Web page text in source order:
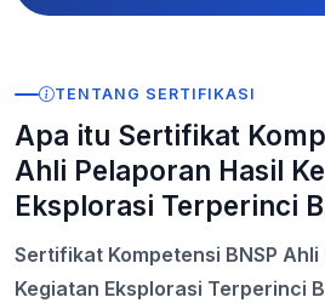
TENTANG SERTIFIKASI
Apa itu Sertifikat
Ahli Pelaporan Hasil
Eksplorasi Terperinci
Sertifikat Kompetensi BNSP
Kegiatan Eksplorasi Terperinci